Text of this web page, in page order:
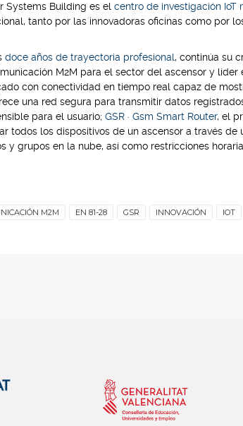
Systems Building es el centro de investigación IoT
tanto por las innovadoras oficinas como por
doce años de trayectoria profesional, continúa su
M2M para el sector del ascensor y
con conectividad en tiempo real capaz de
una red segura para transmitir datos
para el usuario; GSR · Gsm Smart Router, el
todos los dispositivos de un ascensor a través de
y grupos en la nube, así como restricciones
M2M EN 81-28 GSR INNOVACIÓN IOT